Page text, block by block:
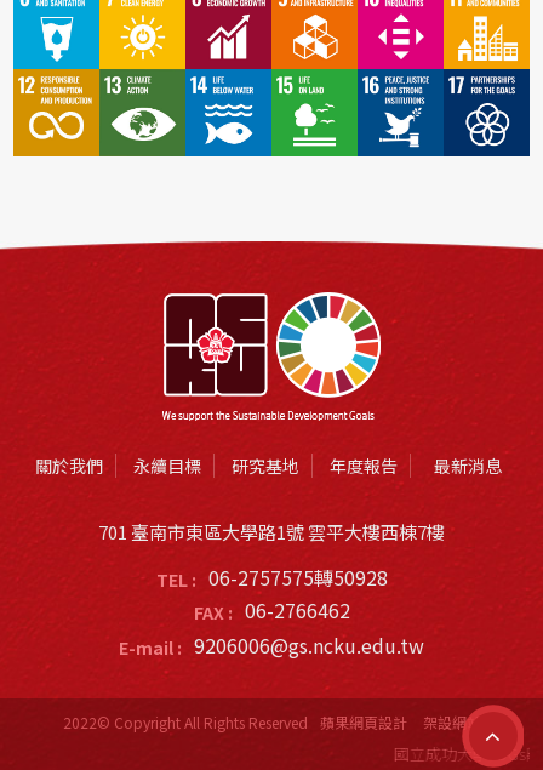
關於我們 永續目標 研究基地 年度報告 最新消息
701 臺南市東區大學路1號 雲平大樓西棟7樓
TEL : 06-2757575轉50928
FAX : 06-2766462
E-mail : 9206006@gs.ncku.edu.tw
2022© Copyright All Rights Reserved 蘋果網頁設計 架設網站
國立成功大學SDGs